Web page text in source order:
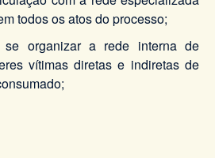
todos os atos do processo;
organizar a rede interna de
vítimas diretas e indiretas de